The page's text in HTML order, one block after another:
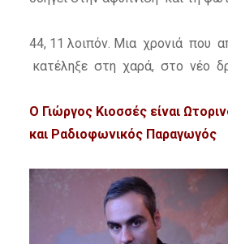
44, 11 λοιπόν. Μια χρονιά που
κατέληξε στη χαρά, στο νέο
Ο Γιώργος Κιοσσές είναι
και Ραδιοφωνικός Παραγωγός